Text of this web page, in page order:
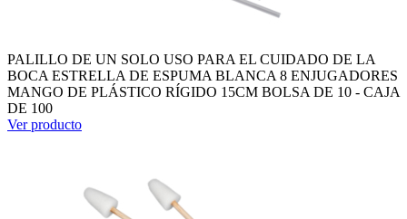
PALILLO DE UN SOLO USO PARA EL CUIDADO DE LA
BOCA ESTRELLA DE ESPUMA BLANCA 8 ENJUGADORES
MANGO DE PLÁSTICO RÍGIDO 15CM BOLSA DE 10 - CAJA
DE 100
Ver producto